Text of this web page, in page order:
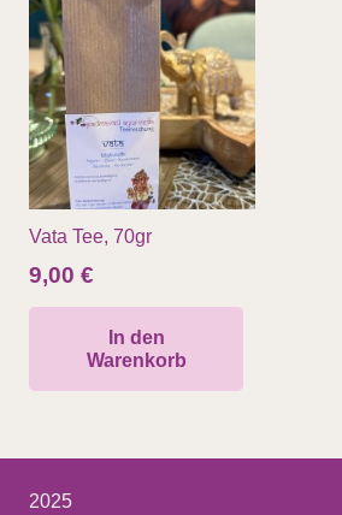
Vata Tee, 70gr
9,00 €
In den
Warenkorb
2025